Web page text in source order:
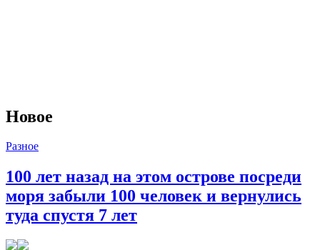
Новое
Разное
100 лет назад на этом острове посреди
моря забыли 100 человек и вернулись
туда спустя 7 лет